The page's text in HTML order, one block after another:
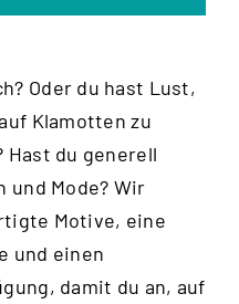
Oder du hast Lust,
Klamotten zu
Hast du generell
und Mode? Wir
Motive, eine
und einen
damit du an, auf